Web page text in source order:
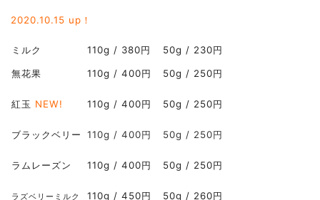
2020.10.15 up！
ミルク
無花果
110g / 380円
110g / 400円
50g / 230円
50g / 250円
紅玉 NEW! 110g / 400円 50g / 250円
ブラックベリー 110g / 400円 50g / 250円
ラムレーズン 110g / 400円 50g / 250円
ラズベリーミルク 110g / 450円 50g / 260円